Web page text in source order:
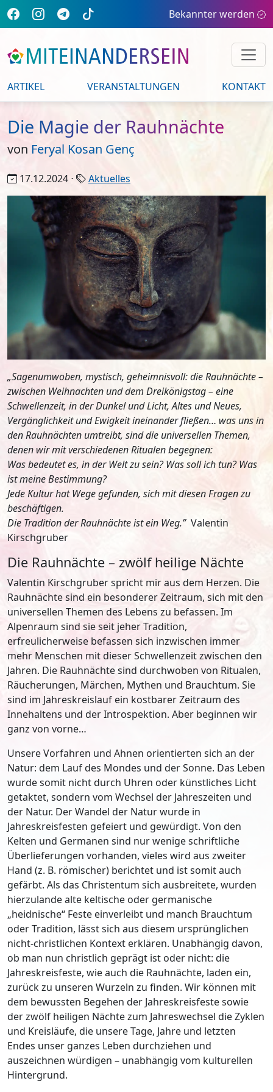
Bekannter werden
ARTIKEL VERANSTALTUNGEN KONTAKT
Die Magie der Rauhnächte
von Feryal Kosan Genç
17.12.2024 ⋅ Aktuelles
„Sagenumwoben, mystisch, geheimnisvoll: die Rauhnächte –
zwischen Weihnachten und dem Dreikönigstag – eine
Schwellenzeit, in der Dunkel und Licht, Altes und Neues,
Vergänglichkeit und Ewigkeit ineinander fließen… was uns in
den Rauhnächten umtreibt, sind die universellen Themen,
denen wir mit verschiedenen Ritualen begegnen:
Was bedeutet es, in der Welt zu sein? Was soll ich tun? Was
ist meine Bestimmung?
Jede Kultur hat Wege gefunden, sich mit diesen Fragen zu
beschäftigen.
Die Tradition der Rauhnächte ist ein Weg.” Valentin
Kirschgruber
Die Rauhnächte – zwölf heilige Nächte
Valentin Kirschgruber spricht mir aus dem Herzen. Die
Rauhnächte sind ein besonderer Zeitraum, sich mit den
universellen Themen des Lebens zu befassen. Im
Alpenraum sind sie seit jeher Tradition,
erfreulicherweise befassen sich inzwischen immer
mehr Menschen mit dieser Schwellenzeit zwischen den
Jahren. Die Rauhnächte sind durchwoben von Ritualen,
Räucherungen, Märchen, Mythen und Brauchtum. Sie
sind im Jahreskreislauf ein kostbarer Zeitraum des
Innehaltens und der Introspektion. Aber beginnen wir
ganz von vorne…
Unsere Vorfahren und Ahnen orientierten sich an der
Natur: dem Lauf des Mondes und der Sonne. Das Leben
wurde somit nicht durch Uhren oder künstliches Licht
getaktet, sondern vom Wechsel der Jahreszeiten und
der Natur. Der Wandel der Natur wurde in
Jahreskreisfesten gefeiert und gewürdigt. Von den
Kelten und Germanen sind nur wenige schriftliche
Überlieferungen vorhanden, vieles wird aus zweiter
Hand (z. B. römischer) berichtet und ist somit auch
gefärbt. Als das Christentum sich ausbreitete, wurden
hierzulande alte keltische oder germanische
„heidnische“ Feste einverleibt und manch Brauchtum
oder Tradition, lässt sich aus diesem ursprünglichen
nicht-christlichen Kontext erklären. Unabhängig davon,
ob man nun christlich geprägt ist oder nicht: die
Jahreskreisfeste, wie auch die Rauhnächte, laden ein,
zurück zu unseren Wurzeln zu finden. Wir können mit
dem bewussten Begehen der Jahreskreisfeste sowie
der zwölf heiligen Nächte zum Jahreswechsel die Zyklen
und Kreisläufe, die unsere Tage, Jahre und letzten
Endes unser ganzes Leben durchziehen und
auszeichnen würdigen – unabhängig vom kulturellen
Hintergrund.